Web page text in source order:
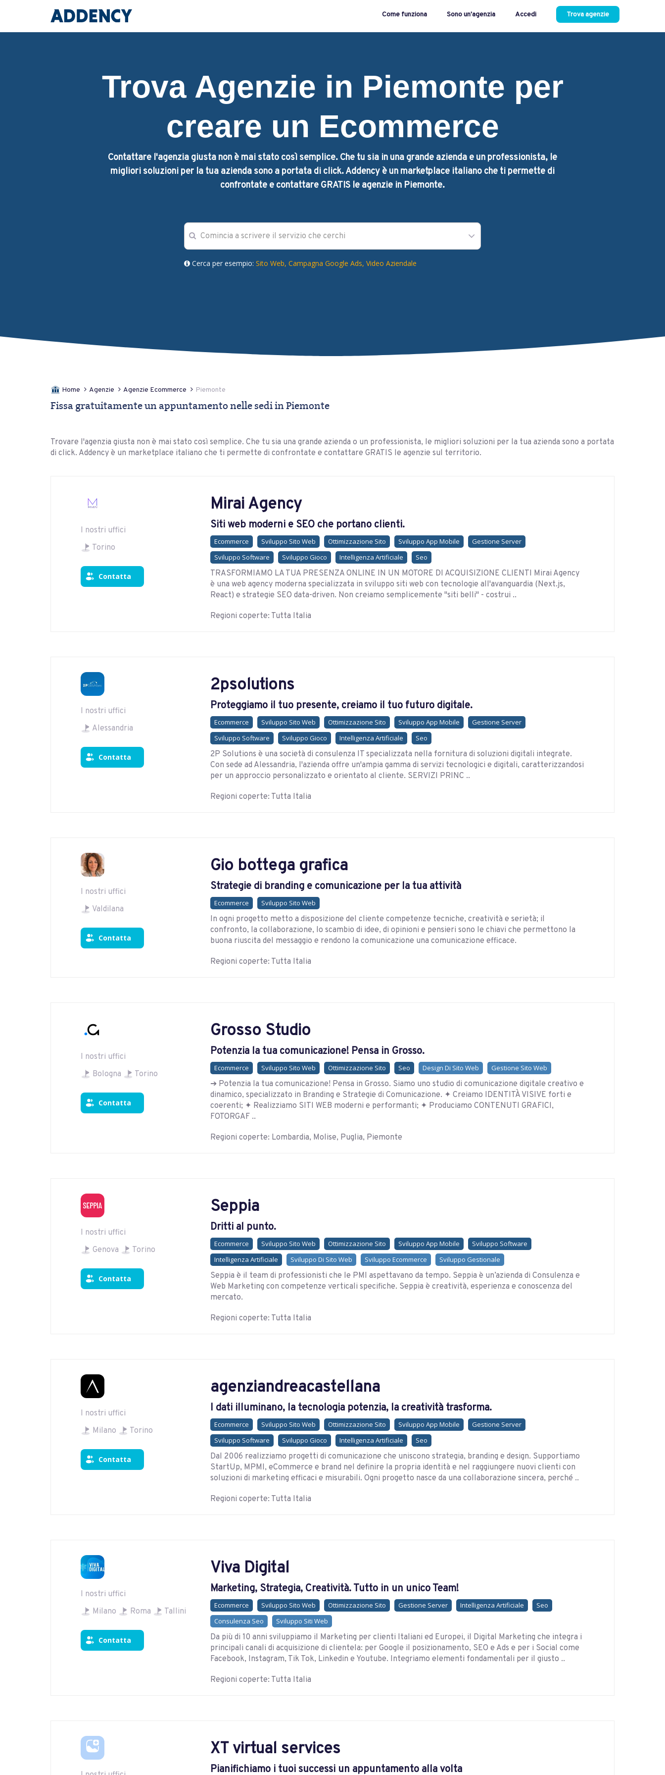
Come funziona Sono un'agenzia Accedi Trova agenzie
Trova Agenzie in Piemonte per
creare un Ecommerce
Contattare l'agenzia giusta non è mai stato così semplice. Che tu sia in una grande azienda e un professionista, le
migliori soluzioni per la tua azienda sono a portata di click. Addency è un marketplace italiano che ti permette di
confrontate e contattare GRATIS le agenzie in Piemonte.
Cerca per esempio: Sito Web, Campagna Google Ads, Video Aziendale
Home Agenzie Agenzie Ecommerce Piemonte
Fissa gratuitamente un appuntamento nelle sedi in Piemonte
Trovare l'agenzia giusta non è mai stato così semplice. Che tu sia una grande azienda o un professionista, le migliori soluzioni per la tua azienda sono a portata
di click. Addency è un marketplace italiano che ti permette di confrontate e contattare GRATIS le agenzie sul territorio.
I nostri uffici
Torino
Contatta
Mirai Agency
Siti web moderni e SEO che portano clienti.
Ecommerce Sviluppo Sito Web Ottimizzazione Sito Sviluppo App Mobile
Gestione Server
Sviluppo Software
Sviluppo Gioco Intelligenza Artificiale Seo
TRASFORMIAMO LA TUA PRESENZA ONLINE IN UN MOTORE DI ACQUISIZIONE CLIENTI Mirai Agency
è una web agency moderna specializzata in sviluppo siti web con tecnologie all'avanguardia (Next.js,
React) e strategie SEO data-driven. Non creiamo semplicemente "siti belli" - costrui ..
Regioni coperte: Tutta Italia
I nostri uffici
Alessandria
Contatta
2psolutions
Proteggiamo il tuo presente, creiamo il tuo futuro digitale.
Ecommerce Sviluppo Sito Web Ottimizzazione Sito Sviluppo App Mobile
Gestione Server
Sviluppo Software
Sviluppo Gioco Intelligenza Artificiale Seo
2P Solutions è una società di consulenza IT specializzata nella fornitura di soluzioni digitali integrate.
Con sede ad Alessandria, l'azienda offre un'ampia gamma di servizi tecnologici e digitali, caratterizzandosi
per un approccio personalizzato e orientato al cliente. SERVIZI PRINC ..
Regioni coperte: Tutta Italia
I nostri uffici
Valdilana
Contatta
Gio bottega grafica
Strategie di branding e comunicazione per la tua attività
Ecommerce Sviluppo Sito Web
In ogni progetto metto a disposizione del cliente competenze tecniche, creatività e serietà; il
confronto, la collaborazione, lo scambio di idee, di opinioni e pensieri sono le chiavi che permettono la
buona riuscita del messaggio e rendono la comunicazione una comunicazione efficace.
Regioni coperte: Tutta Italia
I nostri uffici
Bologna
Torino
Contatta
Grosso Studio
Potenzia la tua comunicazione! Pensa in Grosso.
Ecommerce Sviluppo Sito Web Ottimizzazione Sito Seo Design Di Sito Web Gestione Sito Web
➔ Potenzia la tua comunicazione! Pensa in Grosso. Siamo uno studio di comunicazione digitale creativo e
dinamico, specializzato in Branding e Strategie di Comunicazione. ✦ Creiamo IDENTITÀ VISIVE forti e
coerenti; ✦ Realizziamo SITI WEB moderni e performanti; ✦ Produciamo CONTENUTI GRAFICI,
FOTORGAF ..
Regioni coperte: Lombardia, Molise, Puglia, Piemonte
I nostri uffici
Genova
Torino
Contatta
Seppia
Dritti al punto.
Ecommerce Sviluppo Sito Web Ottimizzazione Sito Sviluppo App Mobile
Sviluppo Software
Intelligenza Artificiale
Sviluppo Di Sito Web Sviluppo Ecommerce Sviluppo Gestionale
Seppia è il team di professionisti che le PMI aspettavano da tempo. Seppia è un’azienda di Consulenza e
Web Marketing con competenze verticali specifiche. Seppia è creatività, esperienza e conoscenza del
mercato.
Regioni coperte: Tutta Italia
I nostri uffici
Milano
Torino
Contatta
agenziandreacastellana
I dati illuminano, la tecnologia potenzia, la creatività trasforma.
Ecommerce Sviluppo Sito Web Ottimizzazione Sito Sviluppo App Mobile
Gestione Server
Sviluppo Software
Sviluppo Gioco Intelligenza Artificiale Seo
Dal 2006 realizziamo progetti di comunicazione che uniscono strategia, branding e design. Supportiamo
StartUp, MPMI, eCommerce e brand nel definire la propria identità e nel raggiungere nuovi clienti con
soluzioni di marketing efficaci e misurabili. Ogni progetto nasce da una collaborazione sincera, perché ..
Regioni coperte: Tutta Italia
I nostri uffici
Milano
Roma Tallini
Contatta
Viva Digital
Marketing, Strategia, Creatività. Tutto in un unico Team!
Ecommerce Sviluppo Sito Web Ottimizzazione Sito Gestione Server Intelligenza Artificiale
Seo
Consulenza Seo
Sviluppo Siti Web
Da più di 10 anni sviluppiamo il Marketing per clienti Italiani ed Europei, il Digital Marketing che integra i
principali canali di acquisizione di clientela: per Google il posizionamento, SEO e Ads e per i Social come
Facebook, Instagram, Tik Tok, Linkedin e Youtube. Integriamo elementi fondamentali per il giusto ..
Regioni coperte: Tutta Italia
XT virtual services
Pianifichiamo i tuoi successi un appuntamento alla volta